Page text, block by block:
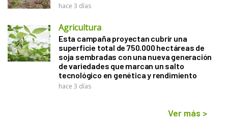
hace 3 días
Agricultura
Esta campaña proyectan cubrir una
superficie total de 750.000 hectáreas de
soja sembradas con una nueva generación
de variedades que marcan un salto
tecnológico en genética y rendimiento
hace 3 días
Ver más >